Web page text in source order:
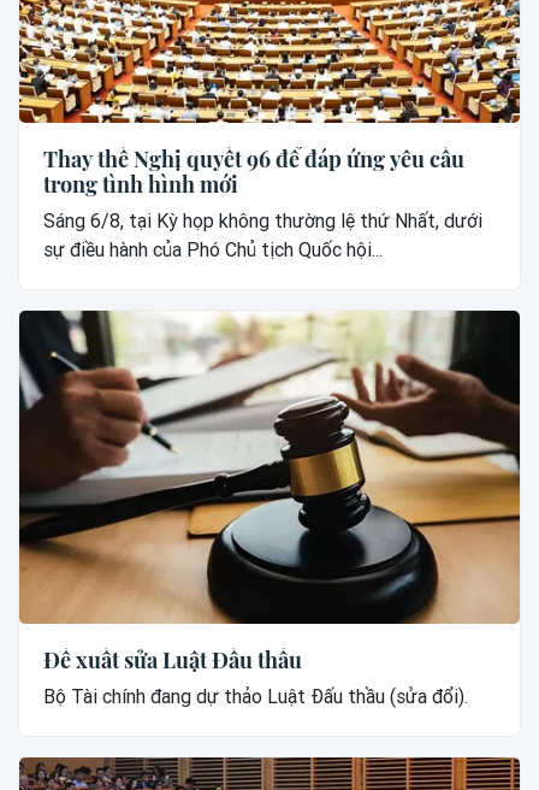
Thay thế Nghị quyết 96 để đáp ứng yêu cầu
trong tình hình mới
Sáng 6/8, tại Kỳ họp không thường lệ thứ Nhất, dưới
sự điều hành của Phó Chủ tịch Quốc hội...
Đề xuất sửa Luật Đấu thầu
Bộ Tài chính đang dự thảo Luật Đấu thầu (sửa đổi).